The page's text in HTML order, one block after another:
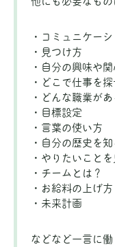
・コミュニケー
・見つけ方
・自分の興味や
・どこで仕事を
・どんな職業があ
・目標設定
・言葉の使い方
・自分の歴史を知
・やりたいこと
・チームとは？
・お給料の上げ方
・未来計画
などなど一言に